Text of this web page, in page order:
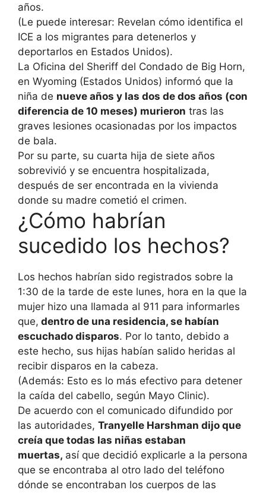
años.
(Le puede interesar: Revelan cómo identifica el
ICE a los migrantes para detenerlos y
deportarlos en Estados Unidos).
La Oficina del Sheriff del Condado de Big Horn,
en Wyoming (Estados Unidos) informó que la
niña de nueve años y las dos de dos años (con
diferencia de 10 meses) murieron tras las
graves lesiones ocasionadas por los impactos
de bala.
Por su parte, su cuarta hija de siete años
sobrevivió y se encuentra hospitalizada,
después de ser encontrada en la vivienda
donde su madre cometió el crimen.
¿Cómo habrían
sucedido los hechos?
Los hechos habrían sido registrados sobre la
1:30 de la tarde de este lunes, hora en la que la
mujer hizo una llamada al 911 para informarles
que, dentro de una residencia, se habían
escuchado disparos. Por lo tanto, debido a
este hecho, sus hijas habían salido heridas al
recibir disparos en la cabeza.
(Además: Esto es lo más efectivo para detener
la caída del cabello, según Mayo Clinic).
De acuerdo con el comunicado difundido por
las autoridades, Tranyelle Harshman dijo que
creía que todas las niñas estaban
muertas, así que decidió explicarle a la persona
que se encontraba al otro lado del teléfono
dónde se encontraban los cuerpos de las